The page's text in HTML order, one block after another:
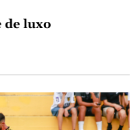
de luxo